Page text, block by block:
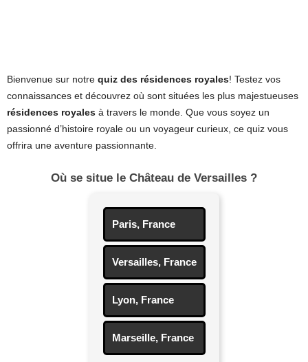
Bienvenue sur notre quiz des résidences royales! Testez vos
connaissances et découvrez où sont situées les plus majestueuses
résidences royales à travers le monde. Que vous soyez un
passionné d’histoire royale ou un voyageur curieux, ce quiz vous
offrira une aventure passionnante.
Où se situe le Château de Versailles ?
Paris, France
Versailles, France
Lyon, France
Marseille, France